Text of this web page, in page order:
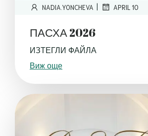
NADIA.YONCHEVA | APRIL 10
ПАСХА 2026
ИЗТЕГЛИ ФАЙЛА
Виж още